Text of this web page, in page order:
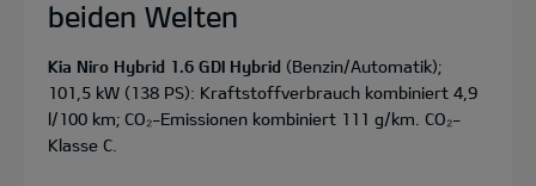
beiden Welten
Kia Niro Hybrid 1.6 GDI Hybrid (Benzin/Automatik);
101,5 kW (138 PS): Kraftstoffverbrauch kombiniert 4,9
l/100 km; CO₂-Emissionen kombiniert 111 g/km. CO₂-
Klasse C.